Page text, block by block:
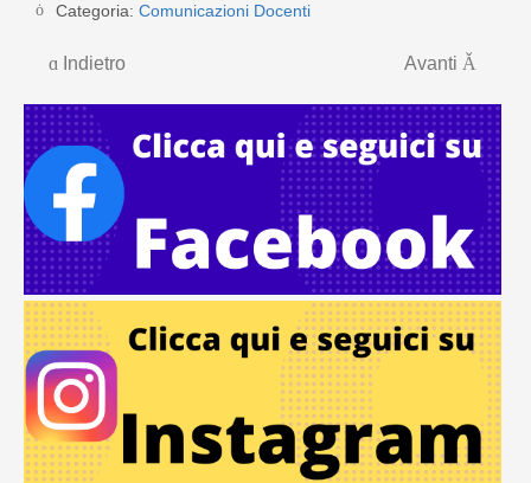
Categoria: Comunicazioni Docenti
Indietro Avanti